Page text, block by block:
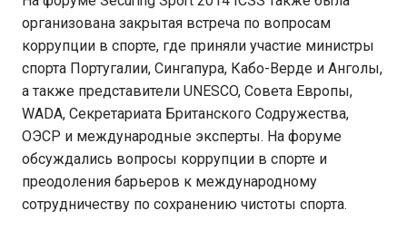
организована закрытая встреча по вопросам
коррупции в спорте, где приняли участие министры
спорта Португалии, Сингапура, Кабо-Верде и Анголы,
а также представители UNESCO, Совета Европы,
WADA, Секретариата Британского Содружества,
ОЭСР и международные эксперты. На форуме
обсуждались вопросы коррупции в спорте и
преодоления барьеров к международному
сотрудничеству по сохранению чистоты спорта.